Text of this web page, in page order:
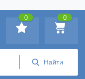
0
0